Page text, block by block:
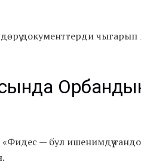
документтерди чыгарып
— бул ишенимдүү